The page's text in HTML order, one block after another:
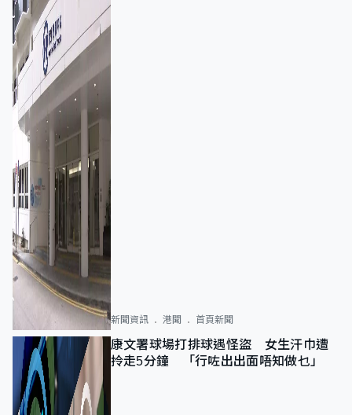
新聞資訊 港聞 首頁新聞
康文署球場打排球遇怪盜 女生汗巾遭
拎走5分鐘 「行咗出出面唔知做乜」